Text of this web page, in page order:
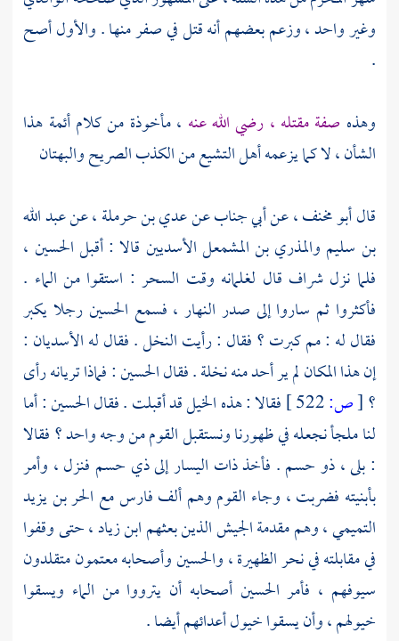
وغير واحد ، وزعم بعضهم أنه قتل في صفر منها . والأول أصح
.
وهذه صفة مقتله ، رضي الله عنه ، مأخوذة من كلام أئمة هذا
الشأن ، لا كما يزعمه أهل التشيع من الكذب الصريح والبهتان
قالأبو مخنف، عنأبي جنابعنعدي بن حرملة، عنعبد الله
بن سليم والمذري بن المشمعلالأسديين قالا : أقبلالحسين ،
فلما نزل شراف قال لغلمانه وقت السحر : استقوا من الماء .
فأكثروا ثم ساروا إلى صدر النهار ، فسمع الحسينرجلا يكبر
فقال له : مم كبرت ؟ فقال : رأيت النخل . فقال له الأسديان :
إن هذا المكان لم ير أحد منه نخلة . فقالالحسين: فماذا تريانه رأى
؟[ص: فقالا : هذه الخيل قد أقبلت . فقالالحسين: أما
لنا ملجأ نجعله في ظهورنا ونستقبل القوم من وجه واحد ؟ فقالا
: بلى ،ذو حسم. فأخذ ذات اليسار إلىذي حسم فنزل ، وأمر
بأبنيته فضربت ، وجاء القوم وهم ألف فارس مع الحر بن يزيد
التميمي، وهم مقدمة الجيش الذين بعثهمابن زياد، حتى وقفوا
في مقابلته في نحر الظهيرة ،والحسينوأصحابه معتمون متقلدون
سيوفهم ، فأمر الحسينأصحابه أن يترووا من الماء ويسقوا
خيولهم ، وأن يسقوا خيول أعدائهم أيضا .